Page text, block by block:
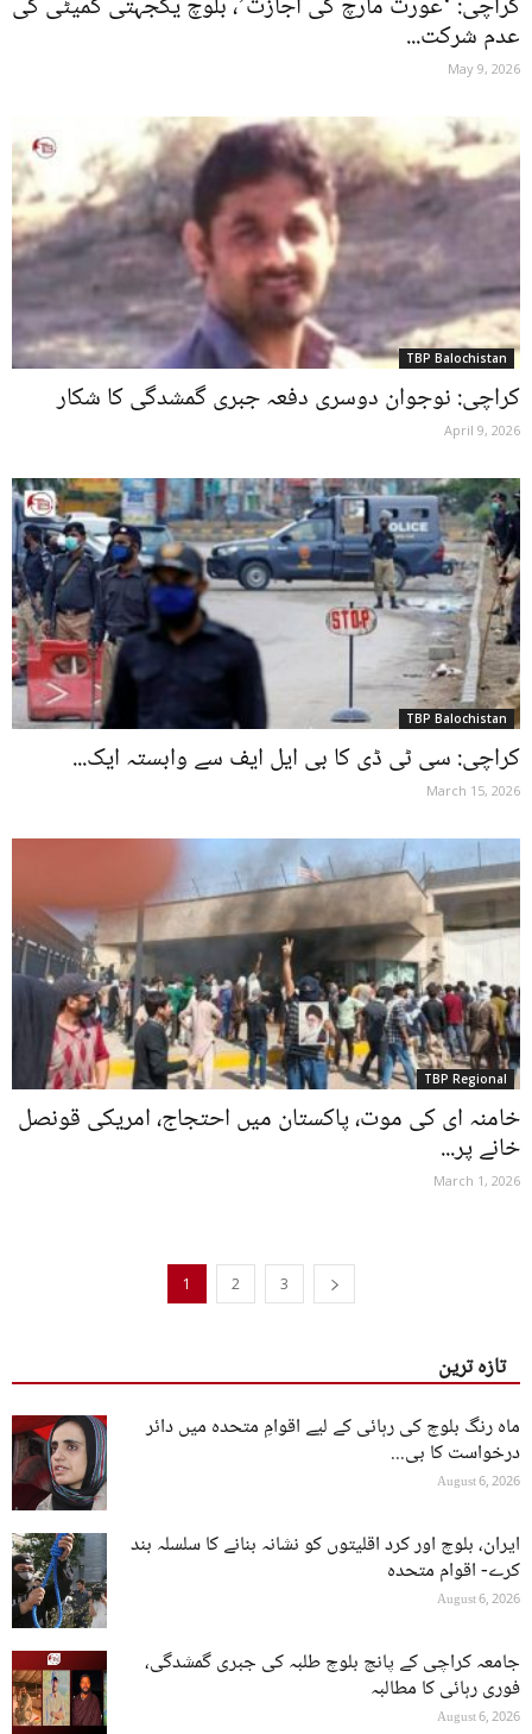
عدم شرکت...
May 9, 2026
TBP Balochistan
کراچی: نوجوان دوسری دفعہ جبری گمشدگی کا شکار
April 9, 2026
TBP Balochistan
کراچی: سی ٹی ڈی کا بی ایل ایف سے وابستہ ایک...
March 15, 2026
TBP Regional
خامنہ ای کی موت، پاکستان میں احتجاج، امریکی قونصل
خانے پر...
March 1, 2026
1 2 3
تازہ ترین
ماہ رنگ بلوچ کی رہائی کے لیے اقوامِ متحدہ میں دائر
درخواست کا بی...
August 6, 2026
ایران، بلوچ اور کرد اقلیتوں کو نشانہ بنانے کا سلسلہ بند
کرے- اقوام متحدہ
August 6, 2026
جامعہ کراچی کے پانچ بلوچ طلبہ کی جبری گمشدگی،
فوری رہائی کا مطالبہ
August 6, 2026